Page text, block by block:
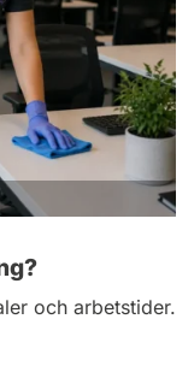
och arbetstider.